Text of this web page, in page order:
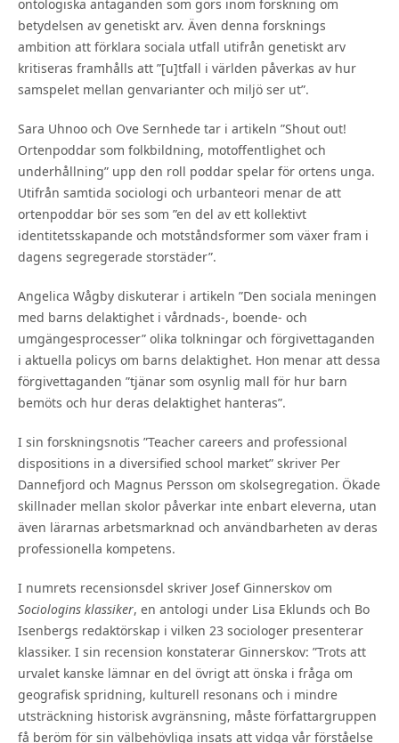
ontologiska antaganden som görs inom forskning om
betydelsen av genetiskt arv. Även denna forsknings
ambition att förklara sociala utfall utifrån genetiskt arv
kritiseras framhålls att ”[u]tfall i världen påverkas av hur
samspelet mellan genvarianter och miljö ser ut”.
Sara Uhnoo och Ove Sernhede tar i artikeln ”Shout out!
Ortenpoddar som folkbildning, motoffentlighet och
underhållning” upp den roll poddar spelar för ortens unga.
Utifrån samtida sociologi och urbanteori menar de att
ortenpoddar bör ses som ”en del av ett kollektivt
identitetsskapande och motståndsformer som växer fram i
dagens segregerade storstäder”.
Angelica Wågby diskuterar i artikeln ”Den sociala meningen
med barns delaktighet i vårdnads-, boende- och
umgängesprocesser” olika tolkningar och förgivettaganden
i aktuella policys om barns delaktighet. Hon menar att dessa
förgivettaganden ”tjänar som osynlig mall för hur barn
bemöts och hur deras delaktighet hanteras”.
I sin forskningsnotis ”Teacher careers and professional
dispositions in a diversified school market” skriver Per
Dannefjord och Magnus Persson om skolsegregation. Ökade
skillnader mellan skolor påverkar inte enbart eleverna, utan
även lärarnas arbetsmarknad och användbarheten av deras
professionella kompetens.
I numrets recensionsdel skriver Josef Ginnerskov om
Sociologins klassiker, en antologi under Lisa Eklunds och Bo
Isenbergs redaktörskap i vilken 23 sociologer presenterar
klassiker. I sin recension konstaterar Ginnerskov: ”Trots att
urvalet kanske lämnar en del övrigt att önska i fråga om
geografisk spridning, kulturell resonans och i mindre
utsträckning historisk avgränsning, måste författargruppen
få beröm för sin välbehövliga insats att vidga vår förståelse